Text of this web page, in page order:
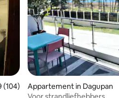
beoordeling van 4,79 uit 5,
(104)
Appartement in Dagupan